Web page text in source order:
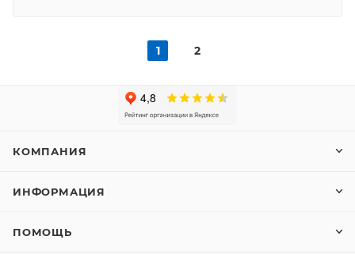
1 2
КОМПАНИЯ
ИНФОРМАЦИЯ
ПОМОЩЬ